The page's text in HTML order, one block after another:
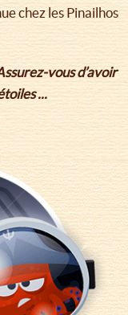
chez les Pinailhos
vous d’avoir
...